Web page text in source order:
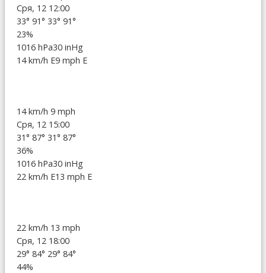
Сря, 12 12:00
33° 91° 33° 91°
23%
1016 hPa30 inHg
14 km/h E9 mph E
14 km/h 9 mph
Сря, 12 15:00
31° 87° 31° 87°
36%
1016 hPa30 inHg
22 km/h E13 mph E
22 km/h 13 mph
Сря, 12 18:00
29° 84° 29° 84°
44%